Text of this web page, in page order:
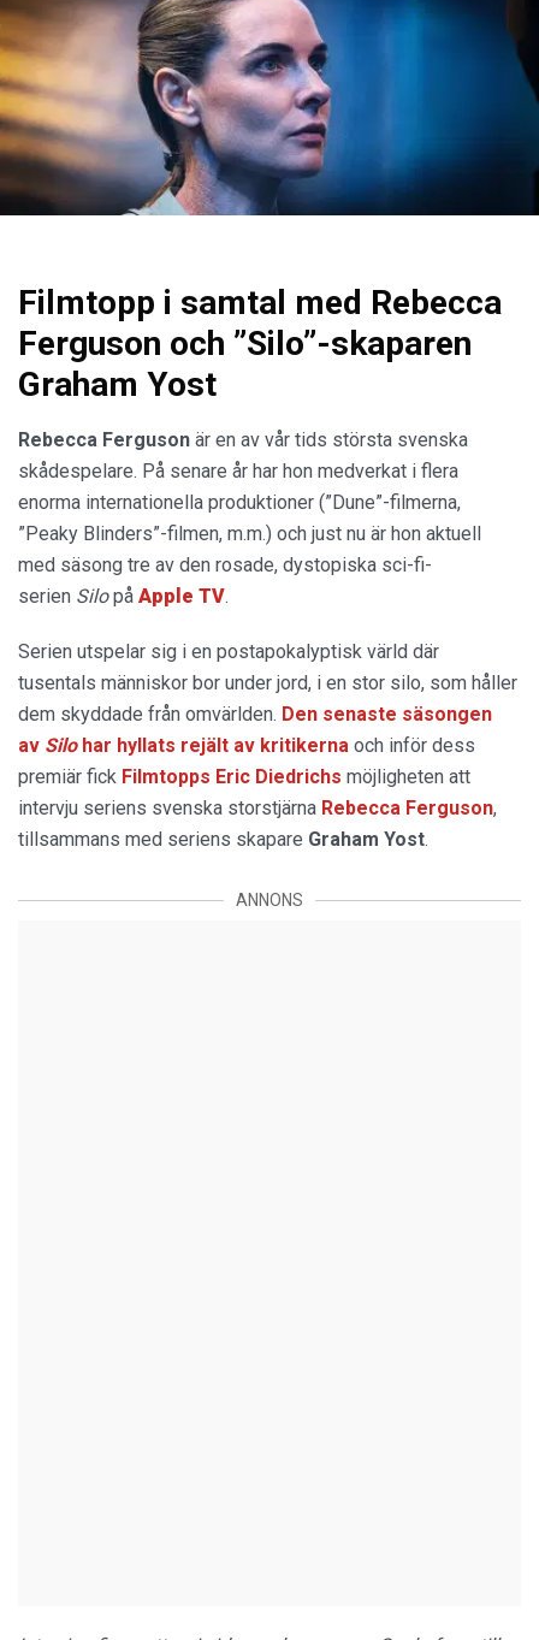
Filmtopp i samtal med Rebecca
Ferguson och ”Silo”-skaparen
Graham Yost
Rebecca Ferguson är en av vår tids största svenska
skådespelare. På senare år har hon medverkat i flera
enorma internationella produktioner (”Dune”-filmerna,
”Peaky Blinders”-filmen, m.m.) och just nu är hon aktuell
med säsong tre av den rosade, dystopiska sci-fi-
serien Silopå Apple TV.
Serien utspelar sig i en postapokalyptisk värld där
tusentals människor bor under jord, i en stor silo, som håller
dem skyddade från omvärlden. Den senaste säsongen
av Silo har hyllats rejält av kritikerna och inför dess
premiär fick Filmtopps Eric Diedrichs möjligheten att
intervju seriens svenska storstjärna Rebecca Ferguson,
tillsammans med seriens skapare Graham Yost.
ANNONS